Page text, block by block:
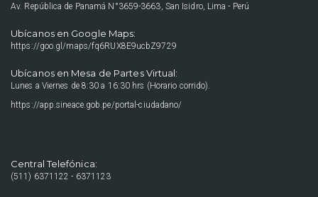
Av. República de Panamá N°3659-3663, San Isidro, Lima - Perú
Ubícanos en Google Maps:
https://goo.gl/maps/fq6RUX8E9ucbZ9729
Ubícanos en Mesa de Partes Virtual:
Lunes a Viernes de 8:30 a 16:30 hrs (Horario corrido).
https://app.sineace.gob.pe/portal-ciudadano/
Central Telefónica:
(511) 6371122 - 6371123